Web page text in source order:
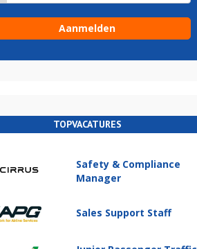
TOPVACATURES
Safety & Compliance
Manager
Sales Support Staff